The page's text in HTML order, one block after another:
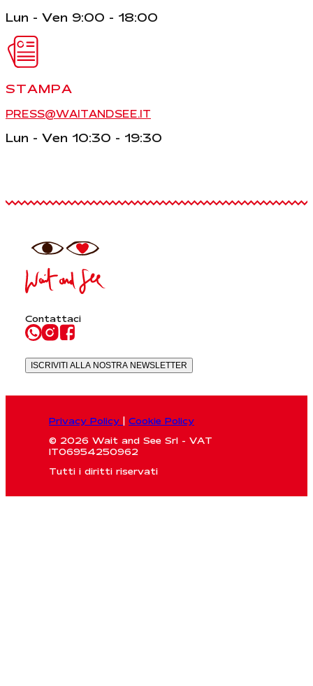
Lun - Ven 9:00 - 18:00
STAMPA
PRESS@WAITANDSEE.IT
Lun - Ven 10:30 - 19:30
Contattaci
ISCRIVITI ALLA NOSTRA NEWSLETTER
Privacy Policy
Cookie Policy
© 2026 Wait and See Srl - VAT
IT06954250962
Tutti i diritti riservati